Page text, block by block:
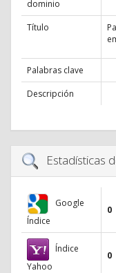
dominio
Título
Palabras clave
Descripción
Estadísticas
Google
Índice
0
Índice
Yahoo
0